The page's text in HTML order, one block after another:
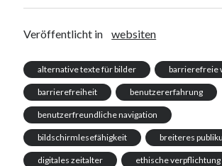
Veröffentlicht in websiten
alternative texte für bilder barrierefreie
barrierefreiheit benutzererfahrung
benutzerfreundliche navigation
bildschirmlesefähigkeit breiteres
digitales zeitalter ethische verpflichtung